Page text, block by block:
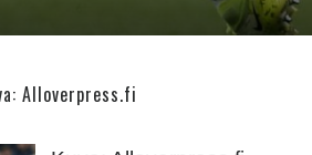
Alloverpress.fi